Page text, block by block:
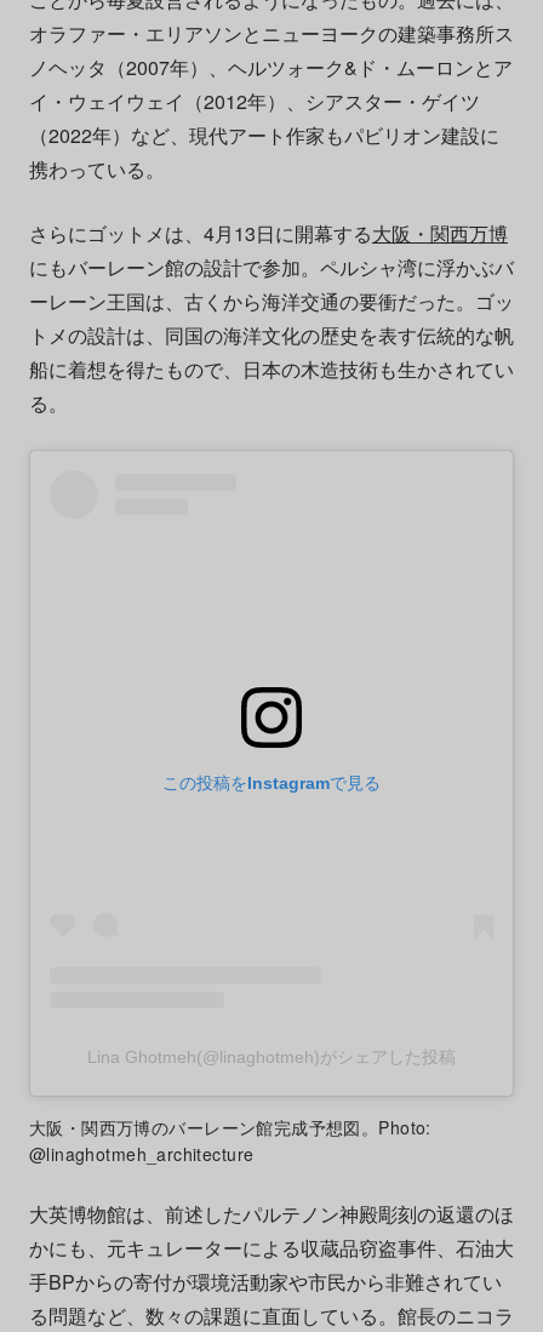
オラファー・エリアソンとニューヨークの建築事務所ス
ノヘッタ（2007年）、ヘルツォーク&ド・ムーロンとア
イ・ウェイウェイ（2012年）、シアスター・ゲイツ
（2022年）など、現代アート作家もパビリオン建設に
携わっている。
さらにゴットメは、4月13日に開幕する大阪・関西万博
にもバーレーン館の設計で参加。ペルシャ湾に浮かぶバ
ーレーン王国は、古くから海洋交通の要衝だった。ゴッ
トメの設計は、同国の海洋文化の歴史を表す伝統的な帆
船に着想を得たもので、日本の木造技術も生かされてい
る。
この投稿をInstagramで見る
Lina Ghotmeh(@linaghotmeh)がシェアした投稿
大阪・関西万博のバーレーン館完成予想図。Photo:
@linaghotmeh_architecture
大英博物館は、前述したパルテノン神殿彫刻の返還のほ
かにも、元キュレーターによる収蔵品窃盗事件、石油大
手BPからの寄付が環境活動家や市民から非難されてい
る問題など、数々の課題に直面している。館長のニコラ